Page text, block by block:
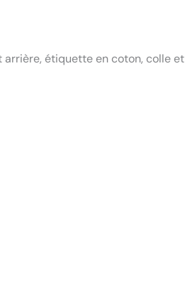
arrière, étiquette en coton, colle et